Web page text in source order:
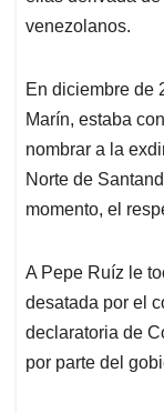
venezolanos.
En diciembre de
Marín, estaba
nombrar a la
Norte de
momento, el
A Pepe Ruíz le
desatada por el
declaratoria de
por parte del